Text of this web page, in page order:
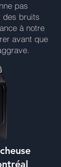
pas
des bruits
à notre
avant que